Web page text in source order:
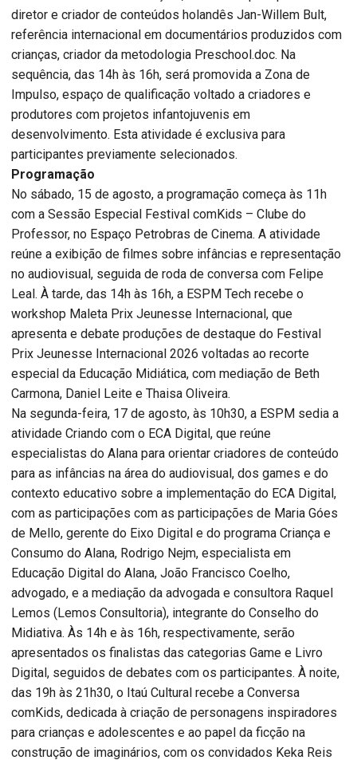
diretor e criador de conteúdos holandês Jan-Willem Bult,
referência internacional em documentários produzidos com
crianças, criador da metodologia Preschool.doc. Na
sequência, das 14h às 16h, será promovida a Zona de
Impulso, espaço de qualificação voltado a criadores e
produtores com projetos infantojuvenis em
desenvolvimento. Esta atividade é exclusiva para
participantes previamente selecionados.
Programação
No sábado, 15 de agosto, a programação começa às 11h
com a Sessão Especial Festival comKids – Clube do
Professor, no Espaço Petrobras de Cinema. A atividade
reúne a exibição de filmes sobre infâncias e representação
no audiovisual, seguida de roda de conversa com Felipe
Leal. À tarde, das 14h às 16h, a ESPM Tech recebe o
workshop Maleta Prix Jeunesse Internacional, que
apresenta e debate produções de destaque do Festival
Prix Jeunesse Internacional 2026 voltadas ao recorte
especial da Educação Midiática, com mediação de Beth
Carmona, Daniel Leite e Thaisa Oliveira.
Na segunda-feira, 17 de agosto, às 10h30, a ESPM sedia a
atividade Criando com o ECA Digital, que reúne
especialistas do Alana para orientar criadores de conteúdo
para as infâncias na área do audiovisual, dos games e do
contexto educativo sobre a implementação do ECA Digital,
com as participações com as participações de Maria Góes
de Mello, gerente do Eixo Digital e do programa Criança e
Consumo do Alana, Rodrigo Nejm, especialista em
Educação Digital do Alana, João Francisco Coelho,
advogado, e a mediação da advogada e consultora Raquel
Lemos (Lemos Consultoria), integrante do Conselho do
Midiativa. Às 14h e às 16h, respectivamente, serão
apresentados os finalistas das categorias Game e Livro
Digital, seguidos de debates com os participantes. À noite,
das 19h às 21h30, o Itaú Cultural recebe a Conversa
comKids, dedicada à criação de personagens inspiradores
para crianças e adolescentes e ao papel da ficção na
construção de imaginários, com os convidados Keka Reis